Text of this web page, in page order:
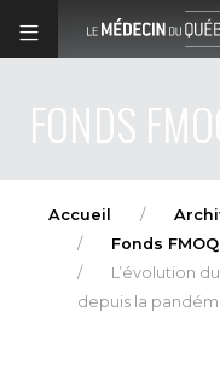
FONDS
Accueil
Fonds FMOQ
L’évolution
depuis la